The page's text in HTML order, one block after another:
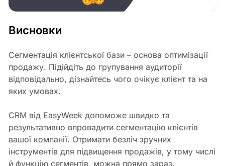
Висновки
Сегментація клієнтської бази – основа оптимізації
продажу. Підійдіть до групування аудиторії
відповідально, дізнайтесь чого очікує клієнт та на
яких умовах.
CRM від EasyWeek допоможе швидко та
результативно впровадити сегментацію клієнтів
вашої компанії. Отримати безліч зручних
інструментів для підвищення продажів, у тому числі
й функцію сегментів, можна прямо зараз.